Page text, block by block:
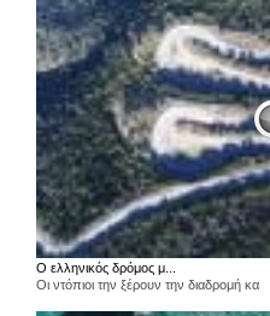
Ο ελληνικός δρόμος μ...
Οι ντόπιοι την ξέρουν την διαδρομή κα